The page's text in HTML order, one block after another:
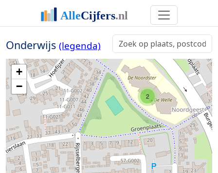
Onderwijs (legenda)
2
+
−